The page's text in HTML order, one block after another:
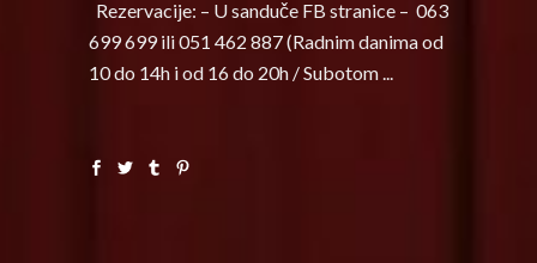
Rezervacije: – U sanduče FB stranice – 063
699 699 ili 051 462 887 (Radnim danima od
10 do 14h i od 16 do 20h / Subotom